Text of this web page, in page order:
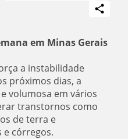
em Minas Gerais
a instabilidade
próximos dias, a
volumosa em vários
transtornos como
de terra e
córregos.